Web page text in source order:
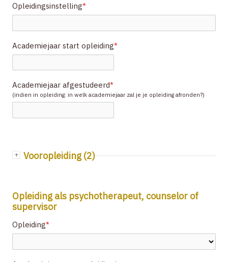
Opleidingsinstelling*
Academiejaar start opleiding*
Academiejaar afgestudeerd*
(indien in opleiding: in welk academiejaar zal je je opleiding afronden?)
Vooropleiding (2)
Opleiding als psychotherapeut, counselor of
supervisor
Opleiding*